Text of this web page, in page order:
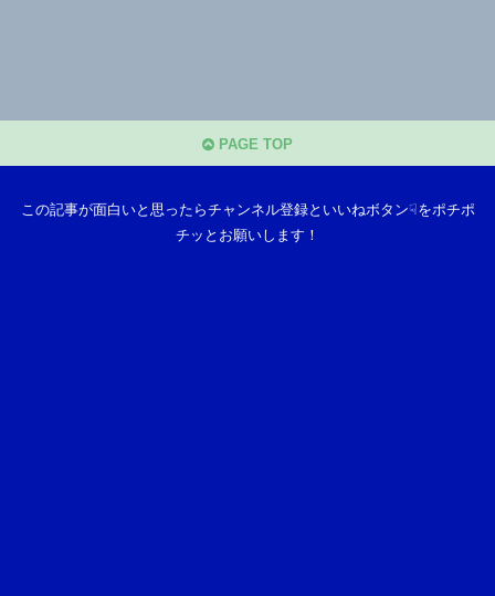
PAGE TOP
この記事が面白いと思ったらチャンネル登録といいねボタン☟をポチポ
チッとお願いします！